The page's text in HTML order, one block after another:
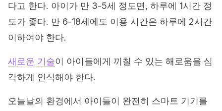
다고 한다. 아이가 만 3-5세 정도면, 하루에 1시간 정
도가 좋다. 만 6-18세에도 이용 시간은 하루에 2시간
이하여야 한다.
새로운 기술이 아이들에게 끼칠 수 있는 해로움을 심
각하게 인식해야 한다.
오늘날의 환경에서 아이들이 완전히 스마트 기기를